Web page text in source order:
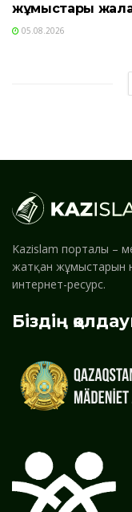
жұмыстары
05.08.2026
Kazislam порталы –
жатқан жұмыстарын
интернет-ресурс.
Біздің